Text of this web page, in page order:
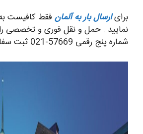
برایارسال بار به آلمان فقط کافیست به
نمایید . حمل و نقل فوری و تخصصی را
شماره پنج رقمی 57669-021 ثبت سفارش کنید.